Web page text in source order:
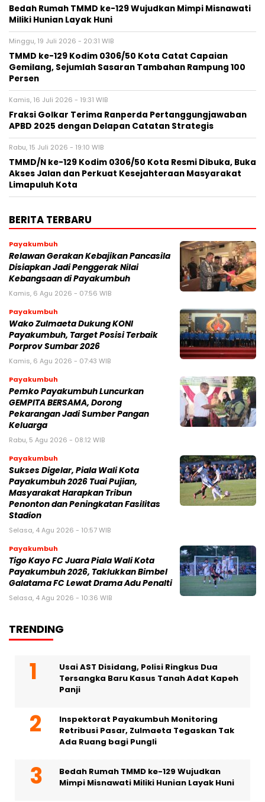
Bedah Rumah TMMD ke-129 Wujudkan Mimpi Misnawati
Miliki Hunian Layak Huni
Minggu, 19 Juli 2026 - 20:31 WIB
TMMD ke-129 Kodim 0306/50 Kota Catat Capaian
Gemilang, Sejumlah Sasaran Tambahan Rampung 100
Persen
Kamis, 16 Juli 2026 - 19:31 WIB
Fraksi Golkar Terima Ranperda Pertanggungjawaban
APBD 2025 dengan Delapan Catatan Strategis
Rabu, 15 Juli 2026 - 19:10 WIB
TMMD/N ke-129 Kodim 0306/50 Kota Resmi Dibuka, Buka
Akses Jalan dan Perkuat Kesejahteraan Masyarakat
Limapuluh Kota
BERITA TERBARU
Payakumbuh
Relawan Gerakan Kebajikan Pancasila
Disiapkan Jadi Penggerak Nilai
Kebangsaan di Payakumbuh
Kamis, 6 Agu 2026 - 07:56 WIB
Payakumbuh
Wako Zulmaeta Dukung KONI
Payakumbuh, Target Posisi Terbaik
Porprov Sumbar 2026
Kamis, 6 Agu 2026 - 07:43 WIB
Payakumbuh
Pemko Payakumbuh Luncurkan
GEMPITA BERSAMA, Dorong
Pekarangan Jadi Sumber Pangan
Keluarga
Rabu, 5 Agu 2026 - 08:12 WIB
Payakumbuh
Sukses Digelar, Piala Wali Kota
Payakumbuh 2026 Tuai Pujian,
Masyarakat Harapkan Tribun
Penonton dan Peningkatan Fasilitas
Stadion
Selasa, 4 Agu 2026 - 10:57 WIB
Payakumbuh
Tigo Kayo FC Juara Piala Wali Kota
Payakumbuh 2026, Taklukkan Bimbel
Galatama FC Lewat Drama Adu Penalti
Selasa, 4 Agu 2026 - 10:36 WIB
TRENDING
Usai AST Disidang, Polisi Ringkus Dua
Tersangka Baru Kasus Tanah Adat Kapeh
Panji
Inspektorat Payakumbuh Monitoring
Retribusi Pasar, Zulmaeta Tegaskan Tak
Ada Ruang bagi Pungli
Bedah Rumah TMMD ke-129 Wujudkan
Mimpi Misnawati Miliki Hunian Layak Huni